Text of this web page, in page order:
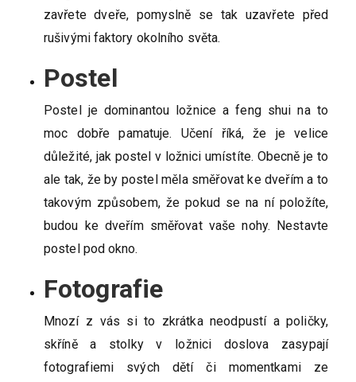
zavřete dveře, pomyslně se tak uzavřete před
rušivými faktory okolního světa.
Postel
Postel je dominantou ložnice a feng shui na to
moc dobře pamatuje. Učení říká, že je velice
důležité, jak postel v ložnici umístíte. Obecně je to
ale tak, že by postel měla směřovat ke dveřím a to
takovým způsobem, že pokud se na ní položíte,
budou ke dveřím směřovat vaše nohy. Nestavte
postel pod okno.
Fotografie
Mnozí z vás si to zkrátka neodpustí a poličky,
skříně a stolky v ložnici doslova zasypají
fotografiemi svých dětí či momentkami ze